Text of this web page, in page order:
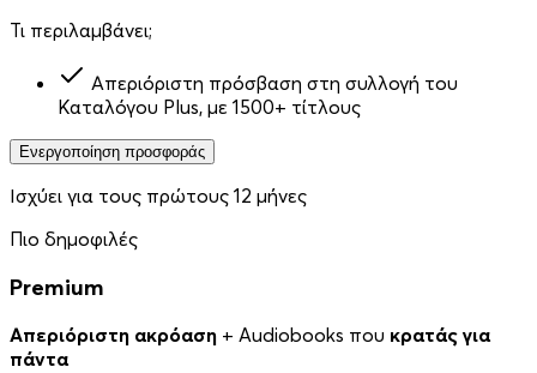
Τι περιλαμβάνει;
Απεριόριστη πρόσβαση στη συλλογή του
Καταλόγου Plus, με 1500+ τίτλους
Ενεργοποίηση προσφοράς
Ισχύει για τους πρώτους 12 μήνες
Πιο δημοφιλές
Premium
Απεριόριστη ακρόαση + Audiobooks που κρατάς για
πάντα